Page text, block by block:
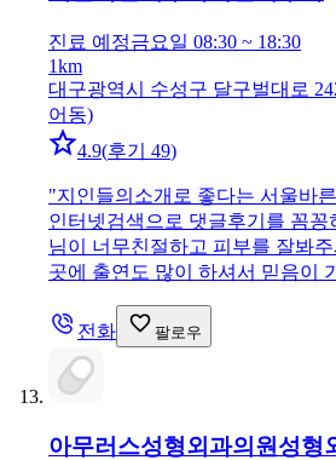
진료 예정금요일 08:30 ~ 18:30
1km
대구광역시 수성구 달구벌대로
어동)
4.9(후기 49)
"지인들의소개로 좋다는 서울바
인터넷검색으로 댓글후기를 꼼
님이 너무친절하고 피부를 잘봐
곳에 출연도 많이 하셔서 믿음이
전화 팔로우
아무러스성형외과의원 성형